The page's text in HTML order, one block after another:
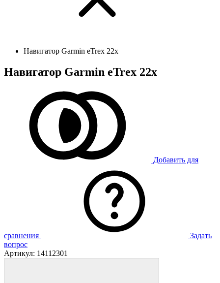
Навигатор Garmin eTrex 22х
Навигатор Garmin eTrex 22х
Добавить для
сравнения
Задать
вопрос
Артикул: 14112301